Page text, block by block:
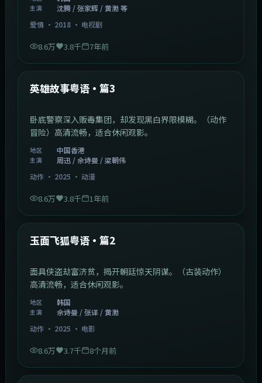
主演
沈腾 / 张家辉 / 黄渤 等
爱情· 2018· 电视剧
8.6万 3.8千 7年前
热门
英雄故事粤语·篇3
卧底警察深入贩毒集团，却发现黑白界限模糊。（动作
冒险）高清流畅，适合休闲观影。
地区 中国香港
主演
周迅 / 佘诗曼 / 梁朝伟
动作· 2025 · 动漫
8.6万 3.8千 1年前
热门
玉面飞狐粤语·篇2
面具侠盗劫富济贫，揭开朝廷惊天阴谋。（古装动作）
高清流畅，适合休闲观影。
地区 韩国
主演
佘诗曼 / 张译 / 黄渤
动作· 2025 · 电影
8.6万 3.7千 8个月前